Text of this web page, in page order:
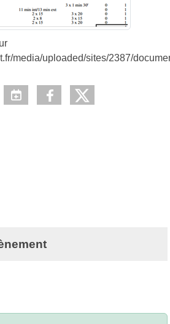
media/uploaded/sites/2387/